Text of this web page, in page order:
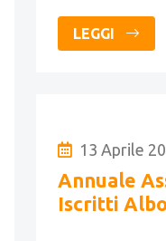
LEGGI
13 Aprile
Annuale
Iscritti